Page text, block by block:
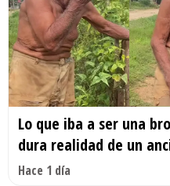
Lo que iba a ser una
dura realidad de un
Hace 1 día